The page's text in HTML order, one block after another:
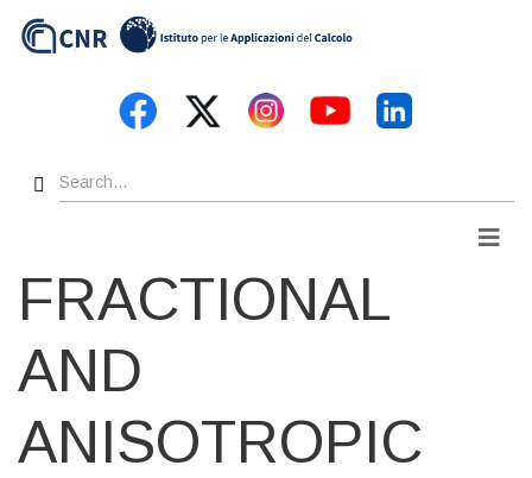
Search
FRACTIONAL
AND
ANISOTROPIC